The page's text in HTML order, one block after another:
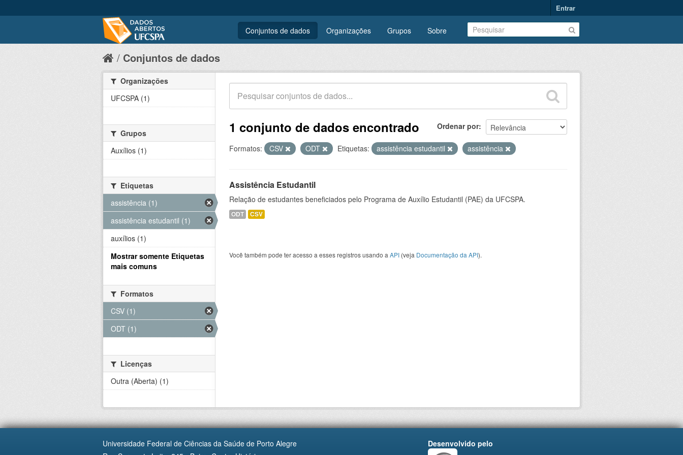
Entrar
Conjuntos de dados Organizações Grupos Sobre
Conjuntos de dados
Ordenar por
1 conjunto de dados encontrado
Formatos: CSV ODT Etiquetas: assistência estudantil assistência
Assistência Estudantil
Relação de estudantes beneficiados pelo Programa de Auxílio Estudantil (PAE) da UFCSPA.
ODT CSV
Você também pode ter acesso a esses registros usando a API (veja Documentação da API).
Organizações
UFCSPA (1)
Grupos
Auxílios (1)
Etiquetas
assistência (1)
assistência estudantil (1)
auxílios (1)
Mostrar somente Etiquetas
mais comuns
Formatos
CSV (1)
ODT (1)
Licenças
Outra (Aberta) (1)
Universidade Federal de Ciências da Saúde de Porto Alegre
Desenvolvido pelo